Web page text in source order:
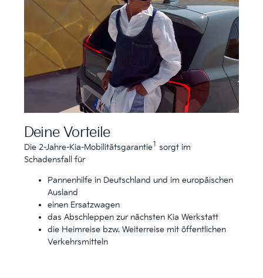
Deine Vorteile
Die 2-Jahre-Kia-Mobilitätsgarantie1
sorgt im
Schadensfall für
Pannenhilfe in Deutschland und im europäischen
Ausland
einen Ersatzwagen
das Abschleppen zur nächsten Kia Werkstatt
die Heimreise bzw. Weiterreise mit öffentlichen
Verkehrsmitteln